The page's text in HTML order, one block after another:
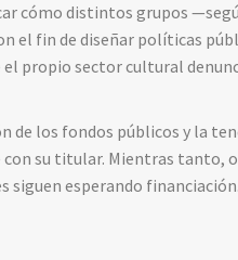
cómo distintos grupos
fin de diseñar políticas
propio sector cultural
de los fondos públicos y la
su titular. Mientras tanto,
siguen esperando financiación.